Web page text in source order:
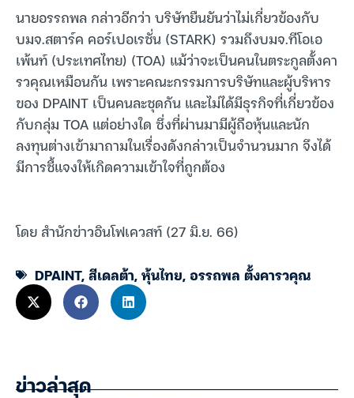
นายอรรถพล กล่าวอีกว่า บริษัทยืนยันว่าไม่เกี่ยวข้องกับ
บมจ.สตาร์ค คอร์เปอเรชั่น (STARK) รวมถึงบมจ.ทีโอเอ
เพ้นท์ (ประเทศไทย) (TOA) แม้ว่าจะเป็นคนในตระกูลตั้งคา
รวคุณเหมือนกัน เพราะคณะกรรมการบริษัทและผู้บริหาร
ของ DPAINT เป็นคนละชุดกัน และไม่ได้มีธุรกิจที่เกี่ยวข้อง
กับกลุ่ม TOA แต่อย่างใด ซึ่งที่ผ่านมามีผู้ถือหุ้นและนัก
ลงทุนต่างเข้ามาถามในเรื่องดังกล่าวเป็นจำนวนมาก จึงได้
มีการชี้แจงให้เกิดความเข้าใจที่ถูกต้อง
โดย สำนักข่าวอินโฟเควสท์ (27 มิ.ย. 66)
DPAINT,สีเดลต้า,หุ้นไทย,อรรถพล ตั้งคารวคุณ
ข่าวล่าสุด